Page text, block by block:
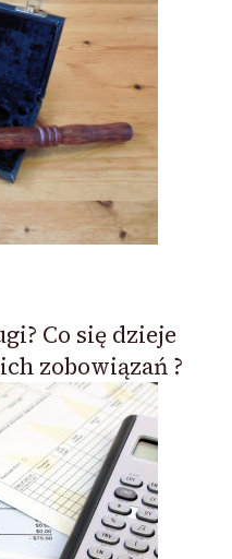
Co się dzieje
zobowiązań ?